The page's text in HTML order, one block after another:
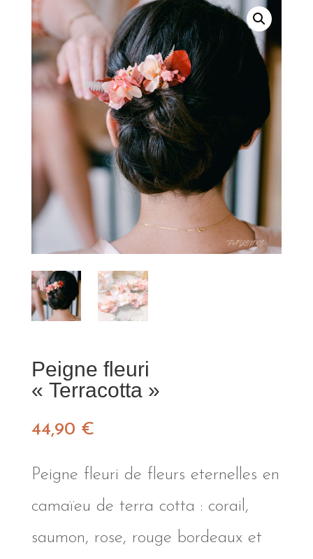
Peigne fleuri
« Terracotta »
44,90 €
Peigne fleuri de fleurs eternelles en
camaïeu de terra cotta : corail,
saumon, rose, rouge bordeaux et